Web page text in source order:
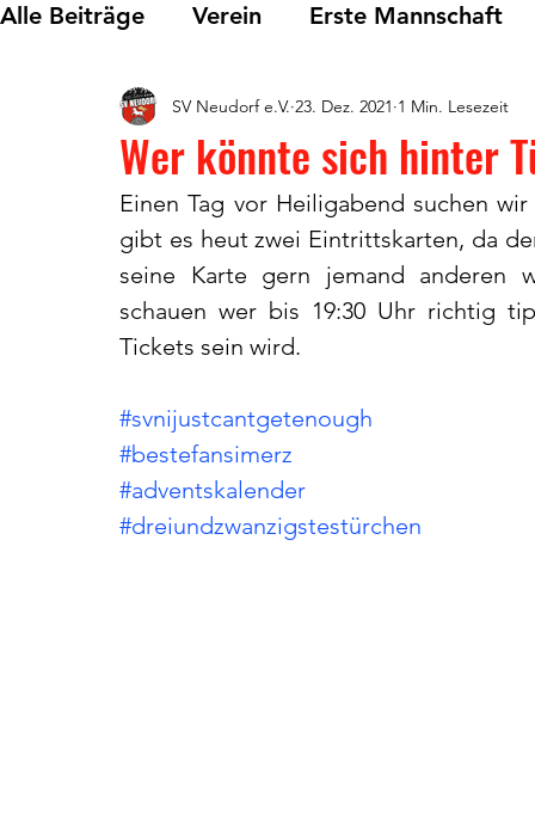
Alle Beiträge Verein Erste Mannschaft
Skilanglauf Fichtelberglauf
Wer könnte sich hinter
SV Neudorf e.V. 23. Dez. 2021 1 Min. Lesezeit
Einen Tag vor Heiligabend suchen
gibt es heut zwei Eintrittskarten, da
seine Karte gern jemand anderen
schauen wer bis 19:30 Uhr richtig
Tickets sein wird.
#svnijustcantgetenough
#bestefansimerz
#adventskalender
#dreiundzwanzigstestürchen